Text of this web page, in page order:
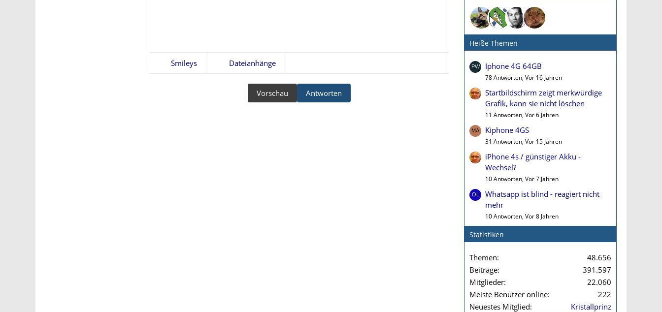
Smileys Dateianhänge
Antworten
Vorschau
Heiße Themen
Iphone 4G 64GB
78 Antworten, Vor 16 Jahren
Startbildschirm zeigt merkwürdige
Grafik, kann sie nicht löschen
11 Antworten, Vor 6 Jahren
Kiphone 4GS
31 Antworten, Vor 15 Jahren
iPhone 4s / günstiger Akku -
Wechsel?
10 Antworten, Vor 7 Jahren
Whatsapp ist blind - reagiert nicht
mehr
10 Antworten, Vor 8 Jahren
Statistiken
Themen
48.656
Beiträge
391.597
Mitglieder
22.060
Meiste Benutzer online
222
Neuestes Mitglied
Kristallprinz